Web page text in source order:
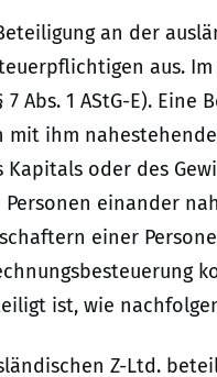
an der
aus.
Abs. 1 AStG-E).
ihm
oder des
Personen einander
einer
ist, wie
Z-Ltd.